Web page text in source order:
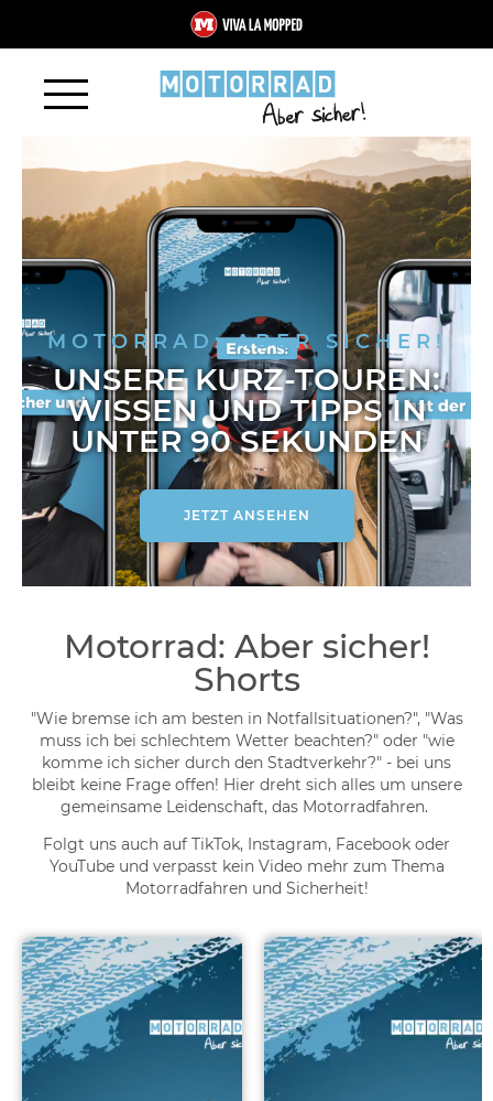
MOTORRAD: ABER SICHER!
UNSERE KURZ-TOUREN:
WISSEN UND TIPPS IN
UNTER 90 SEKUNDEN
JETZT ANSEHEN
Motorrad: Aber sicher!
Shorts
"Wie bremse ich am besten in Notfallsituationen?", "Was
muss ich bei schlechtem Wetter beachten?" oder "wie
komme ich sicher durch den Stadtverkehr?" - bei uns
bleibt keine Frage offen! Hier dreht sich alles um unsere
gemeinsame Leidenschaft, das Motorradfahren.
Folgt uns auch auf TikTok, Instagram, Facebook oder
YouTube und verpasst kein Video mehr zum Thema
Motorradfahren und Sicherheit!